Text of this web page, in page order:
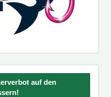
auf den